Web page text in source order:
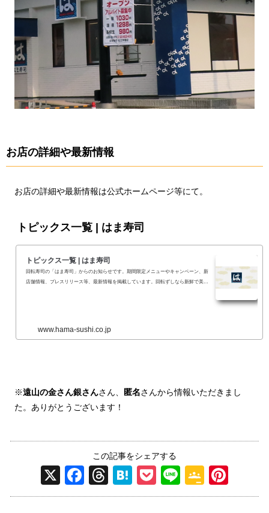
お店の詳細や最新情報
お店の詳細や最新情報は公式ホームページ等にて。
トピックス一覧 | はま寿司
トピックス一覧 | はま寿司
回転寿司の「はま寿司」からのお知らせです。期間限定メニューやキャンペーン、新
店舗情報、プレスリリース等、最新情報を掲載しています。回転ずしなら新鮮で美味
www.hama-sushi.co.jp
※遠山の金さん銀さんさん、 匿名さんから情報いただきまし
た。ありがとうございます！
この記事をシェアする
X
F
a
T
hr
H
at
P
o
Li
n
G
o nt